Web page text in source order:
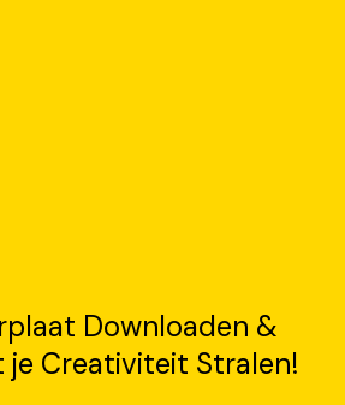
Downloaden &
je Creativiteit Stralen!